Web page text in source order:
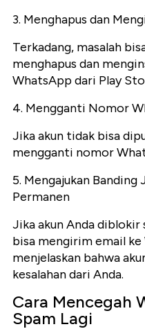
3. Menghapus dan
Terkadang, masalah
menghapus dan
WhatsApp dari Play
4. Mengganti Nomor
Jika akun tidak bisa
mengganti nomor
5. Mengajukan
Permanen
Jika akun Anda diblokir
bisa mengirim email
menjelaskan bahwa
kesalahan dari Anda.
Cara Mencegah
Spam Lagi